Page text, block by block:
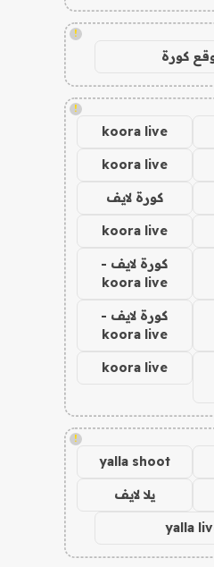
!
كورة
!
koora live
koora live
كورة لايف
koora live
كورة لايف -
koora live
كورة لايف -
koora live
koora live
!
yalla shoot
يلا لايف
yalla